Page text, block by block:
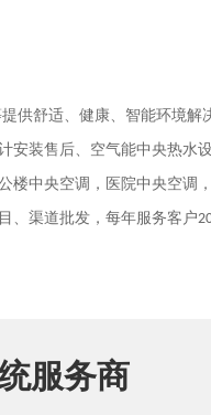
供舒适、健康、智能环境解
安装售后、空气能中央热水
中央空调，医院中央空调
、渠道批发，每年服务客户
服务商